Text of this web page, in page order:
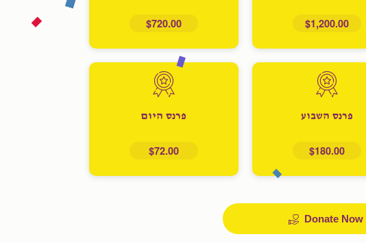
$1,200.00
$720.00
פרנס השבוע
$180.00
פרנס היום
$72.00
Donate Now